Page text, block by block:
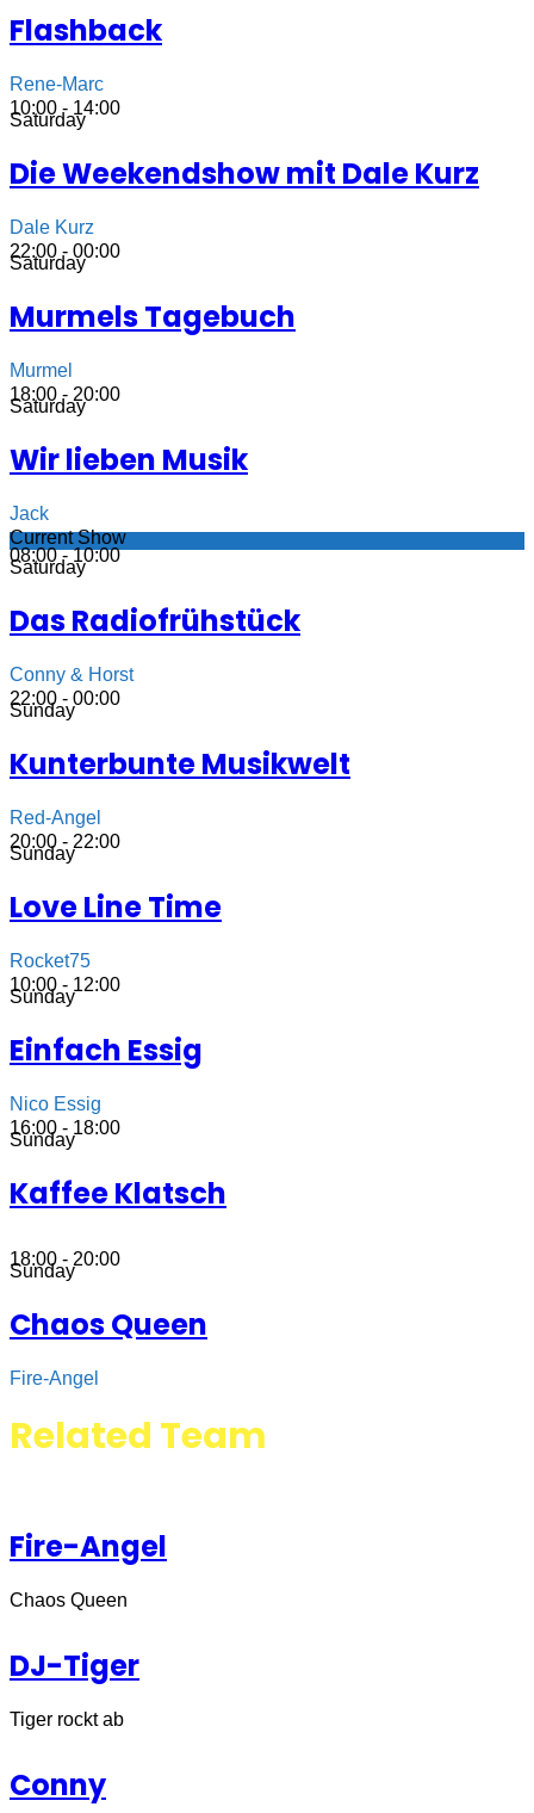
Flashback
Rene-Marc
10:00 - 14:00
Saturday
Die Weekendshow mit Dale Kurz
Dale Kurz
22:00 - 00:00
Saturday
Murmels Tagebuch
Murmel
18:00 - 20:00
Saturday
Wir lieben Musik
Jack
Current Show
08:00 - 10:00
Saturday
Das Radiofrühstück
Conny & Horst
22:00 - 00:00
Sunday
Kunterbunte Musikwelt
Red-Angel
20:00 - 22:00
Sunday
Love Line Time
Rocket75
10:00 - 12:00
Sunday
Einfach Essig
Nico Essig
16:00 - 18:00
Sunday
Kaffee Klatsch
18:00 - 20:00
Sunday
Chaos Queen
Fire-Angel
Related Team
Fire-Angel
Chaos Queen
DJ-Tiger
Tiger rockt ab
Conny